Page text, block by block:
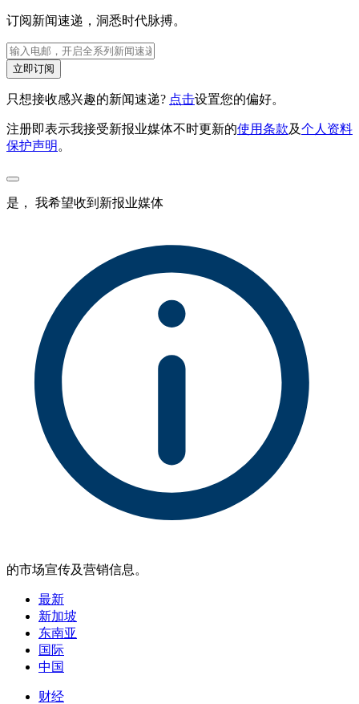
订阅新闻速递，洞悉时代脉搏。
立即订阅
只想接收感兴趣的新闻速递? 点击设置您的偏好。
注册即表示我接受新报业媒体不时更新的使用条款及个人资料
保护声明 。
是， 我希望收到新报业媒体
的市场宣传及营销信息。
最新
新加坡
东南亚
国际
中国
财经